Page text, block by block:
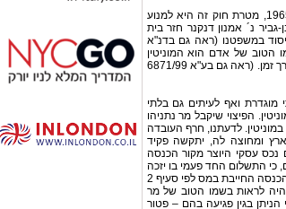
תביעת דיבה מוגשת על יסודו של חוק איסור לשון הרע, תשכ"ה-1965, מטרת חוק זה היא למנוע
של האדם. ברע"א 10520/03 איתמר בן-גביר נ´ אמנון דנקנר חזר בית
במשפטנו (ראה גם בדנ"א
אחרונות בע"מ נ´ קראוס, פ"ד נב(3) 1, 74) שמו הטוב של אדם הוא המוניטין
שצבר לעצמו במהלך חייו - הוא נכס מקניינו, הנרכש בעמל רב ולאורך זמן. (ראה גם בע"א 6871/99
ואף לעיתים גם בלתי
הפיצוי שיקבל מר נתניהו
לדעתנו, חרף העובדה
ומחוצה לה, יתקשה פקיד
נכס עסקי היוצר מקור הכנסה
כי התשלום החד פעמי בו יזכה
לכאורה מר נתניהו פטור ממס היות ותשלום זה אינו נכלל בהגדרת הכנסה החייבת במס לפי סעיף 2
ניתן יהיה לראות בשמו הטוב של מר
בגין פגיעה בהם – פטור